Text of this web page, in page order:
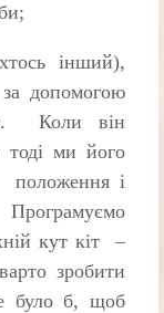
інший),
допомогою
Коли він
тоді ми його
положення і
Програмуємо
кут кіт –
зробити
було б, щоб